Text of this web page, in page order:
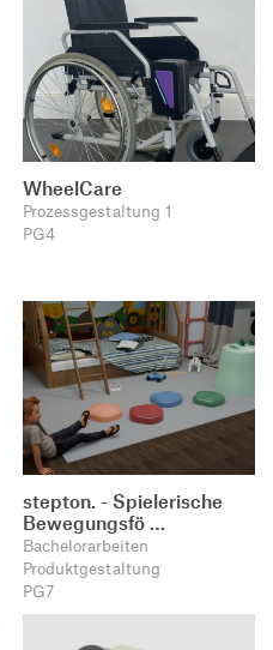
WheelCare
Prozessgestaltung 1
PG4
stepton. - Spielerische
Bewegungsfö …
Bachelorarbeiten
Produktgestaltung
PG7